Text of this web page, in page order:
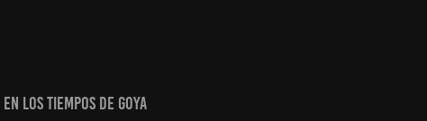
EN LOS TIEMPOS DE GOYA